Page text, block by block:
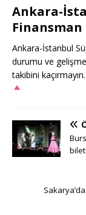
Ankara-
Finansman
Ankara-İstanbul
durumu ve
takibini kaçırmayın.